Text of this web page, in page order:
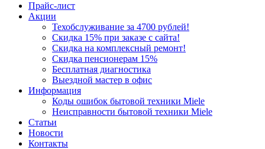
Прайс-лист
Акции
Техобслуживание за 4700 рублей!
Cкидка 15% при заказе с сайта!
Скидка на комплексный ремонт!
Скидка пенсионерам 15%
Бесплатная диагностика
Выездной мастер в офис
Информация
Коды ошибок бытовой техники Miele
Неисправности бытовой техники Miele
Статьи
Новости
Контакты